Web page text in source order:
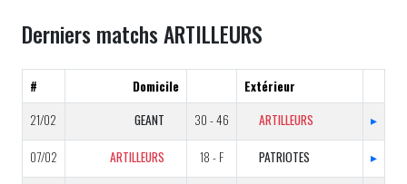
Derniers matchs ARTILLEURS
# Domicile
Extérieur
21/02
GEANT 30 - 46 ARTILLEURS ▸
07/02 ARTILLEURS 18 - F PATRIOTES ▸